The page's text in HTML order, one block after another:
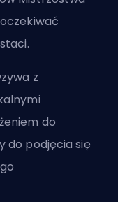
z
do
do podjęcia się